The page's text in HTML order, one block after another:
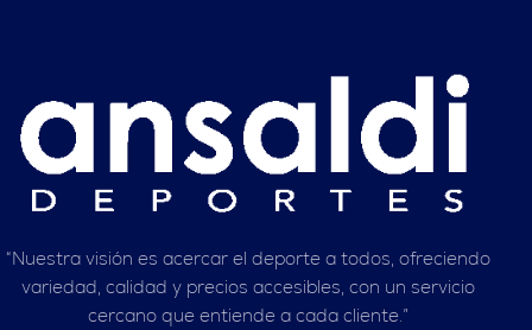
“Nuestra visión es acercar el deporte a todos, ofreciendo
variedad, calidad y precios accesibles, con un servicio
cercano que entiende a cada cliente.”